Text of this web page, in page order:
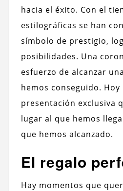
hacia el éxito. Con el
estilográficas se han
símbolo de prestigio,
posibilidades. Una
esfuerzo de alcanzar
hemos conseguido.
presentación exclusiva
lugar al que hemos
que hemos alcanzado.
El regalo
Hay momentos que